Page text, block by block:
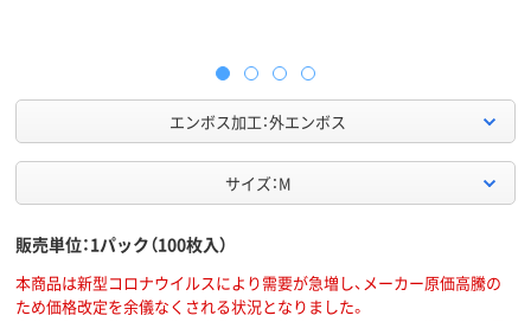
エンボス加工：外エンボス
サイズ：M
販売単位：1パック（100枚入）
本商品は新型コロナウイルスにより需要が急増し、メーカー原価高騰の
ため価格改定を余儀なくされる状況となりました。